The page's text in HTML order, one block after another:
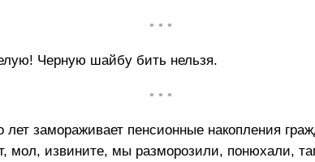
• • •
Черную шайбу бить нельзя.
• • •
лет замораживает пенсионные накопления
мол, извините, мы разморозили, понюхали,